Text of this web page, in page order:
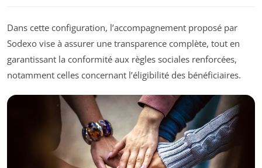
Dans cette configuration, l’accompagnement proposé par
Sodexo vise à assurer une transparence complète, tout en
garantissant la conformité aux règles sociales renforcées,
notamment celles concernant l’éligibilité des bénéficiaires.